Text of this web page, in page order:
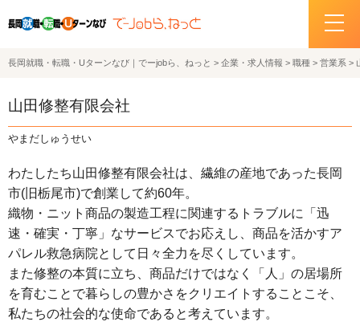
ホーム
イベント情報
サポートデスクの紹介
お問い合わせ
関連機関リンク
サイトポリシー
長岡就職・転職・Uターンなび｜でーjobら、ねっと > 企業・求人情報 > 職種 > 営業系 >
山田修整有限会社
やまだしゅうせい
わたしたち山田修整有限会社は、繊維の産地であった長岡
市(旧栃尾市)で創業して約60年。
織物・ニット商品の製造工程に関連するトラブルに「迅
速・確実・丁寧」なサービスでお応えし、商品を活かすア
パレル救急病院として日々全力を尽くしています。
また修整の本質に立ち、商品だけではなく「人」の居場所
を育むことで暮らしの豊かさをクリエイトすることこそ、
私たちの社会的な使命であると考えています。